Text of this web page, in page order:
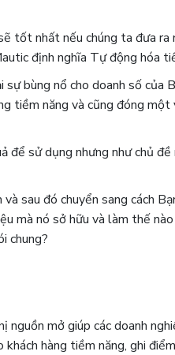
tốt nhất nếu chúng ta đưa
​​định nghĩa Tự động hóa
bùng nổ cho doanh số của
tiềm năng và cũng đóng
để sử dụng nhưng như chủ
sau đó chuyển sang cách
mà nó sở hữu và làm thế
chung?
mở giúp các doanh
hàng tiềm năng, ghi